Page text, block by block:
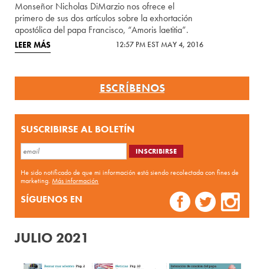
Monseñor Nicholas DiMarzio nos ofrece el
primero de sus dos artículos sobre la exhortación
apostólica del papa Francisco, “Amoris laetitia”.
LEER MÁS 12:57 PM EST MAY 4, 2016
ESCRÍBENOS
SUSCRIBIRSE AL BOLETÍN
He sido notificado de que mi información está siendo recolectada con fines de
marketing.Más información
SÍGUENOS EN
JULIO 2021